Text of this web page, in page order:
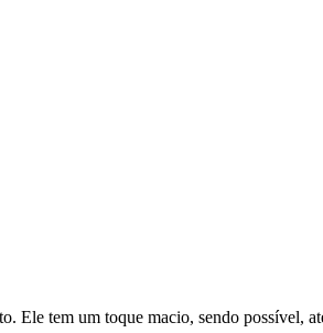
Ele tem um toque macio, sendo possível,